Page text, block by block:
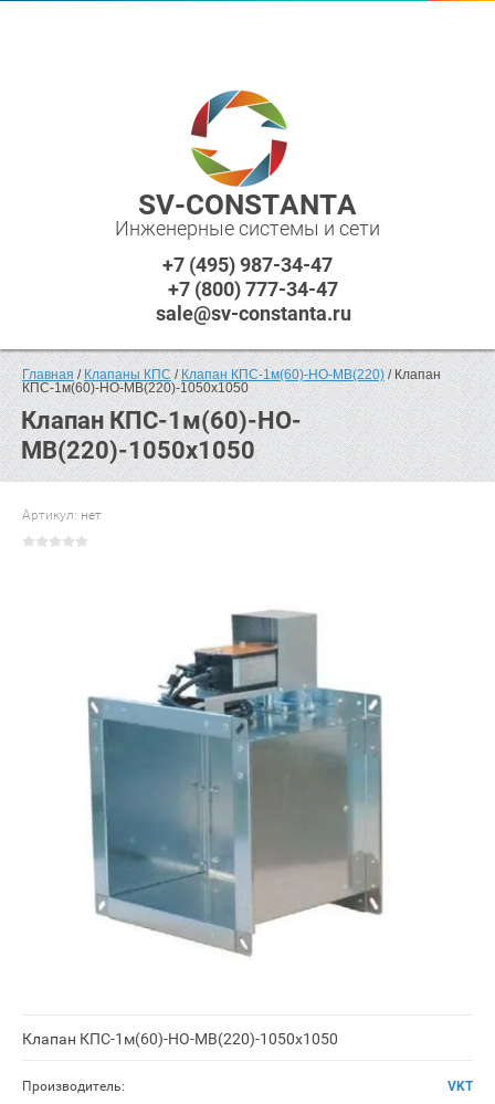
SV-CONSTANTA
Инженерные системы и сети
+7 (495) 987-34-47
+7 (800) 777-34-47
sale@sv-constanta.ru
Главная / Клапаны КПС / Клапан КПС-1м(60)-НО-МВ(220) / Клапан
КПС-1м(60)-НО-МВ(220)-1050x1050
Клапан КПС-1м(60)-НО-
МВ(220)-1050x1050
Артикул: нет
Клапан КПС-1м(60)-НО-МВ(220)-1050x1050
Производитель: VKT